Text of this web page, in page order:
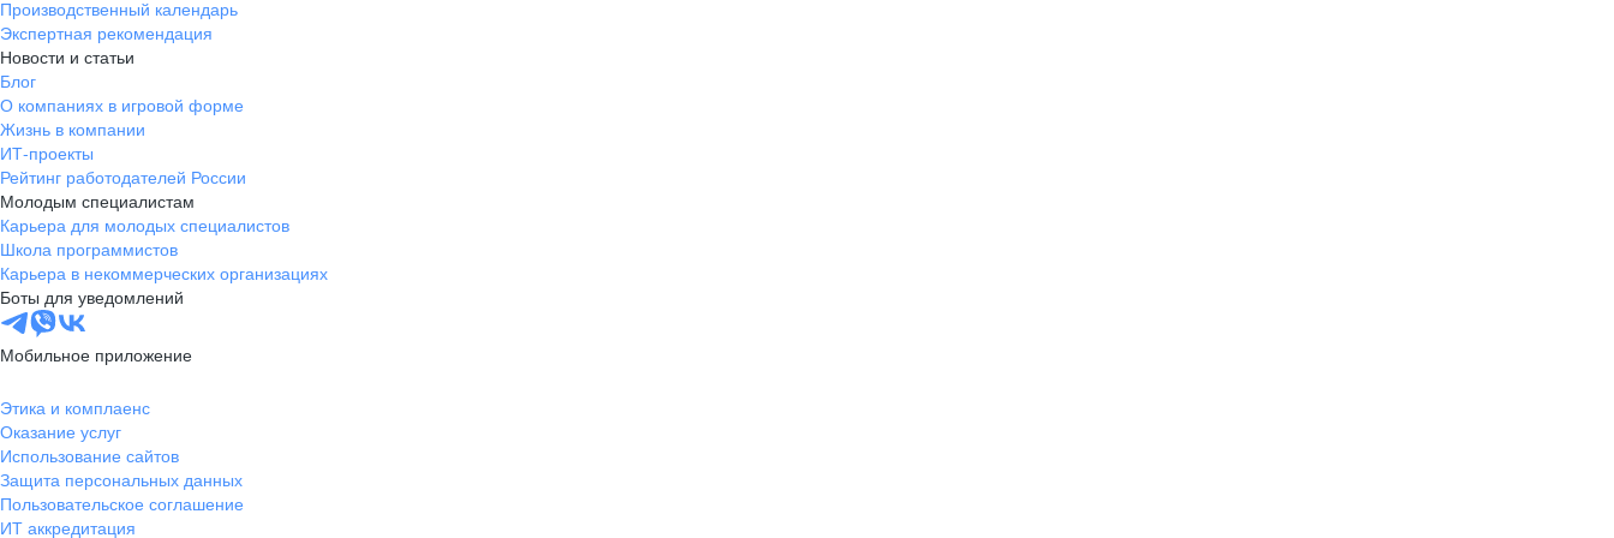
Производственный календарь
Экспертная рекомендация
Новости и статьи
Блог
О компаниях в игровой форме
Жизнь в компании
ИТ-проекты
Рейтинг работодателей России
Молодым специалистам
Карьера для молодых специалистов
Школа программистов
Карьера в некоммерческих организациях
Боты для уведомлений
Мобильное приложение
Этика и комплаенс
Оказание услуг
Использование сайтов
Защита персональных данных
Пользовательское соглашение
ИТ аккредитация